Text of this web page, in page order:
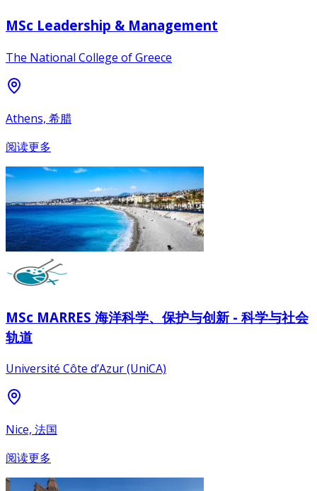
MSc Leadership & Management
The National College of Greece
Athens, 希腊
阅读更多
MSc MARRES 海洋科学、保护与创新 - 科学与社会
轨道
Université Côte d’Azur (UniCA)
Nice, 法国
阅读更多